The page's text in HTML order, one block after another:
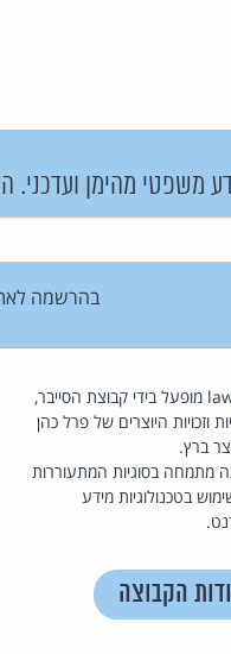
משפטי מהימן
בהרשמה
law.co.il מופעל בידי קבוצת הסייבר,
וזכויות היוצרים של פרל כהן
ברץ.
מתמחה בסוגיות המתעוררות
בטכנולוגיות מידע
הקבוצה